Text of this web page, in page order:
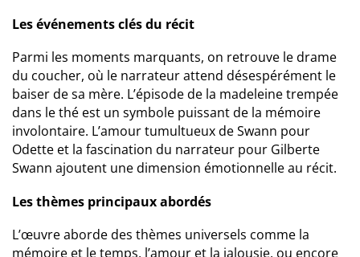
Les événements clés du récit
Parmi les moments marquants, on retrouve le drame
du coucher, où le narrateur attend désespérément le
baiser de sa mère. L’épisode de la madeleine trempée
dans le thé est un symbole puissant de la mémoire
involontaire. L’amour tumultueux de Swann pour
Odette et la fascination du narrateur pour Gilberte
Swann ajoutent une dimension émotionnelle au récit.
Les thèmes principaux abordés
L’œuvre aborde des thèmes universels comme la
mémoire et le temps, l’amour et la jalousie, ou encore